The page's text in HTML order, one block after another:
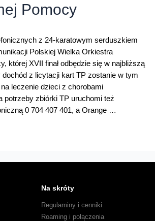
Pomocy
z 24-karatowym serduszkiem
Polskiej Wielka Orkiestra
której XVII finał odbędzie się w najbliższą
dochód z licytacji kart TP zostanie w tym
leczenie dzieci z chorobami
potrzeby zbiórki TP uruchomi też
0 704 407 401, a Orange …
Na skróty
Regulaminy i cenniki
Roaming i połączenia